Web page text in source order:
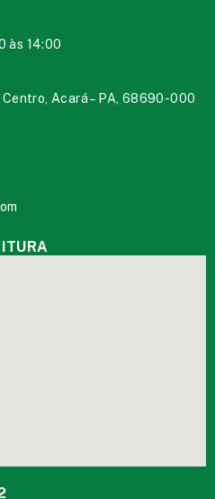
às 14:00
Centro, Acará – PA, 68690-000